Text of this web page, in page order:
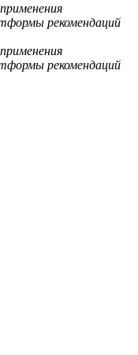
рекомендаций
рекомендаций